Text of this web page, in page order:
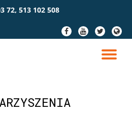
72, 513 102 508
fa-
facebook
fa-
youtube
fa-
twitter
fa-
globe